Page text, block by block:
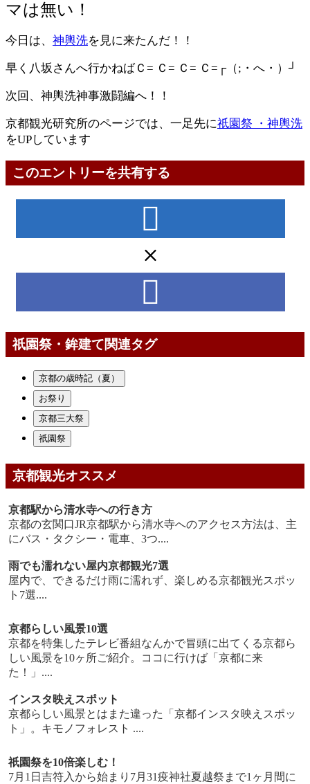
マは無い！
今日は、 神輿洗を見に来たんだ！！
早く八坂さんへ行かねばＣ= Ｃ= Ｃ= Ｃ=┌（;・へ・）┘
次回、神輿洗神事激闘編へ！！
京都観光研究所のページでは、一足先に祇園祭 ・神輿洗
をUPしています
このエントリーを共有する
祇園祭・鉾建て関連タグ
京都の歳時記（夏）
お祭り
京都三大祭
祇園祭
京都観光オススメ
京都駅から清水寺への行き方
京都の玄関口JR京都駅から清水寺へのアクセス方法は、主
にバス・タクシー・電車、3つ....
雨でも濡れない屋内京都観光7選
屋内で、できるだけ雨に濡れず、楽しめる京都観光スポッ
ト7選....
京都らしい風景10選
京都を特集したテレビ番組なんかで冒頭に出てくる京都ら
しい風景を10ヶ所ご紹介。ココに行けば「京都に来
た！」....
インスタ映えスポット
京都らしい風景とはまた違った「京都インスタ映えスポッ
ト」。キモノフォレスト ....
祇園祭を10倍楽しむ！
7月1日吉符入から始まり7月31疫神社夏越祭まで1ヶ月間に